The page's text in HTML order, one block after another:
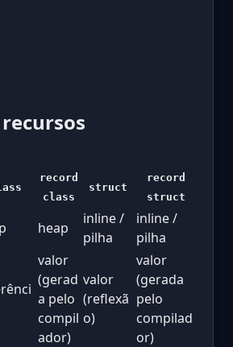
record
class
struct
record
struct
heap
inline /
pilha
inline /
pilha
valor
(gerad
a pelo
compil
ador)
valor
(reflexã
o)
valor
(gerada
pelo
compilad
or)